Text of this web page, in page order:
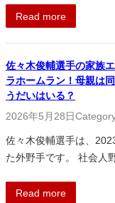
Read more
佐々木俊輔選手の家族
ラホームラン！母親は
うだいはいる？
2026年5月28日
佐々木俊輔選手は、
た外野手です。 社会人
Read more